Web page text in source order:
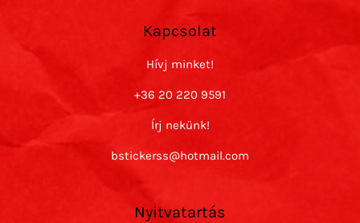
Kapcsolat
Hívj minket!
+36 20 220 9591
Írj nekünk!
bstickerss@hotmail.com
Nyitvatartás